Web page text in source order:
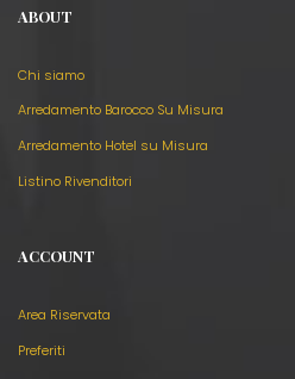
ABOUT
Chi siamo
Arredamento Barocco Su Misura
Arredamento Hotel su Misura
Listino Rivenditori
ACCOUNT
Area Riservata
Preferiti